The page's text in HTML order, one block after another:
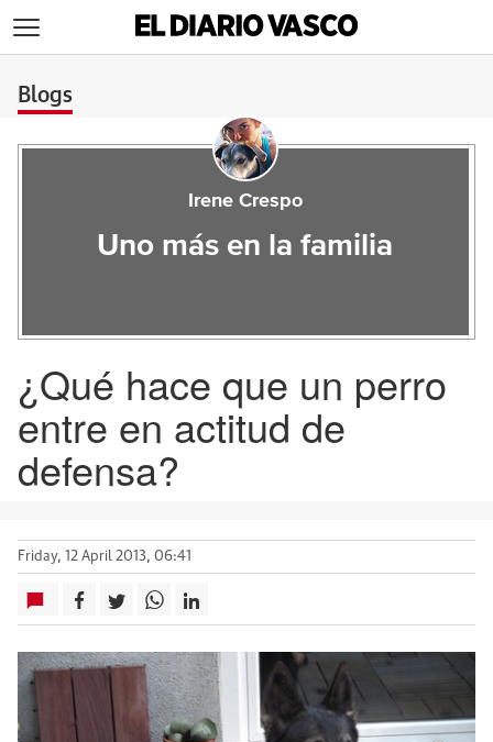
Blogs
Irene Crespo
Uno más en la familia
¿Qué hace que un perro
entre en actitud de
defensa?
Friday, 12 April 2013, 06:41